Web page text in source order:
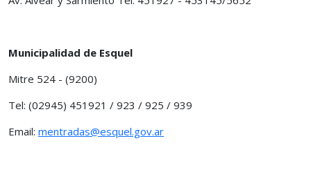
Municipalidad de Esquel
Mitre 524 - (9200)
Tel: (02945) 451921 / 923 / 925 / 939
Email: mentradas@esquel.gov.ar